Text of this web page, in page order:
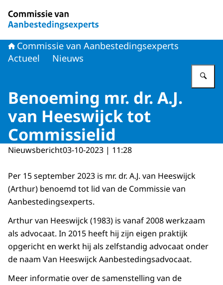
Commissie van Aanbestedingsexperts
Actueel
Nieuws
Benoeming mr. dr. A.J.
van Heeswijck tot
Commissielid
Nieuwsbericht03-10-2023 | 11:28
Per 15 september 2023 is mr. dr. A.J. van Heeswijck
(Arthur) benoemd tot lid van de Commissie van
Aanbestedingsexperts.
Arthur van Heeswijck (1983) is vanaf 2008 werkzaam
als advocaat. In 2015 heeft hij zijn eigen praktijk
opgericht en werkt hij als zelfstandig advocaat onder
de naam Van Heeswijck Aanbestedingsadvocaat.
Meer informatie over de samenstelling van de